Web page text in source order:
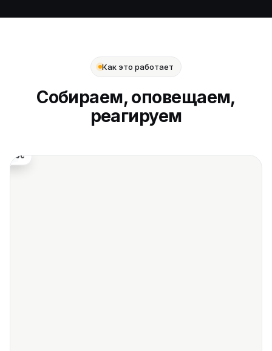
Как это работает
Собираем, оповещаем,
реагируем
🤖
ответ